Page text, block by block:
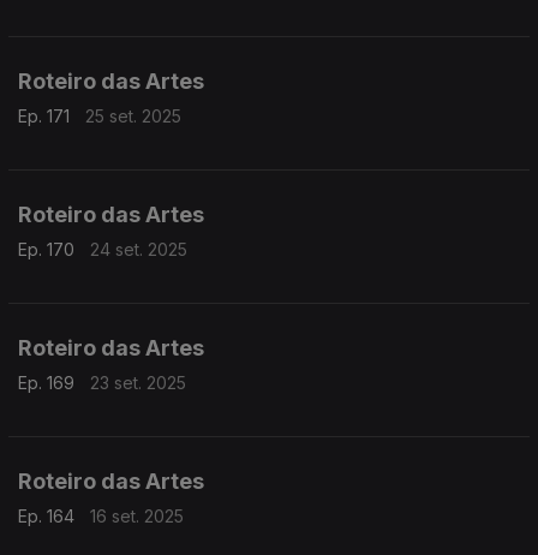
Roteiro das Artes
Ep. 171 25 set. 2025
Roteiro das Artes
Ep. 170 24 set. 2025
Roteiro das Artes
Ep. 169 23 set. 2025
Roteiro das Artes
Ep. 164 16 set. 2025